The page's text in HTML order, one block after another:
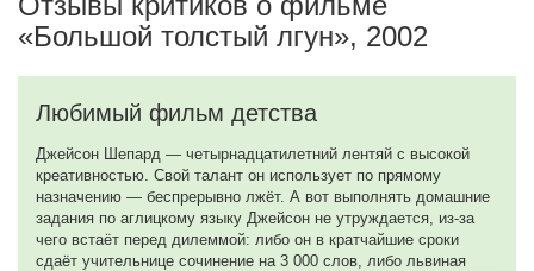
«Большой толстый лгун», 2002
Любимый фильм детства
Джейсон Шепард — четырнадцатилетний лентяй с высокой
креативностью. Свой талант он использует по прямому
назначению — беспрерывно лжёт. А вот выполнять домашние
задания по аглицкому языку Джейсон не утруждается, из-за
чего встаёт перед дилеммой: либо он в кратчайшие сроки
сдаёт учительнице сочинение на 3 000 слов, либо львиная